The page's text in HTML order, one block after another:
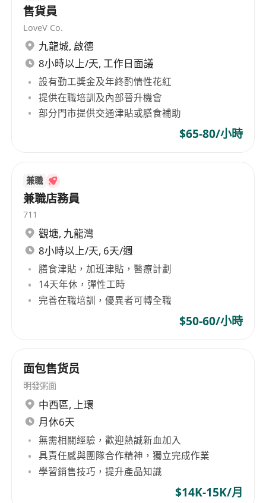
售貨員
LoveV Co.
九龍城, 啟德
8小時以上/天, 工作日面議
設有勤工獎金及年終酌情性花紅
提供在職培訓及內部晉升機會
部分門市提供交通津貼或膳食補助
$65-80/小時
兼職
兼職店務員
711
觀塘, 九龍灣
8小時以上/天, 6天/週
膳食津貼，加班津貼，醫療計劃
14天年休，彈性工時
完善在職培訓，優異者可轉全職
$50-60/小時
面包售货员
明發粥面
中西區, 上環
月休6天
無需相關經驗，歡迎熱誠新血加入
具責任感與團隊合作精神，獨立完成作業
學習銷售技巧，提升產品知識
$14K-15K/月